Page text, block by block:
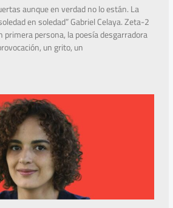
aunque en verdad no lo están. La
en soledad” Gabriel Celaya. Zeta-2
persona, la poesía desgarradora
un grito, un